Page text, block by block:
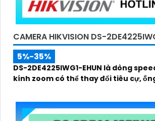
CAMERA HIKVISION DS-
5%-35%
DS-2DE4225IWG1-EHUN là dòng
kính zoom có thể thay đổi tiêu cự,